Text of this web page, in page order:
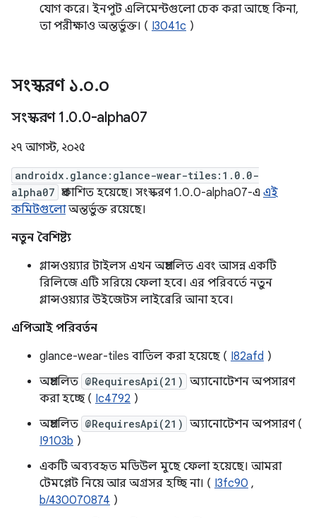
যোগ করে। ইনপুট এলিমেন্টগুলো চেক করা আছে কিনা,
তা পরীক্ষাও অন্তর্ভুক্ত। ( I3041c )
সংস্করণ ১.০.০
সংস্করণ 1.0.0-alpha07
২৭ আগস্ট, ২০২৫
androidx.glance:glance-wear-tiles:1.0.0-
alpha07 প্রকাশিত হয়েছে। সংস্করণ 1.0.0-alpha07-এ এই
কমিটগুলোঅন্তর্ভুক্ত রয়েছে।
নতুন বৈশিষ্ট্য
গ্লান্সওয়্যার টাইলস এখন অপ্রচলিত এবং আসন্ন একটি
রিলিজে এটি সরিয়ে ফেলা হবে। এর পরিবর্তে নতুন
গ্লান্সওয়্যার উইজেটস লাইব্রেরি আনা হবে।
এপিআই পরিবর্তন
glance-wear-tiles বাতিল করা হয়েছে ( I82afd )
অপ্রচলিত @RequiresApi(21) অ্যানোটেশন অপসারণ
করা হচ্ছে ( Ic4792 )
অপ্রচলিত @RequiresApi(21) অ্যানোটেশন অপসারণ (
I9103b )
একটি অব্যবহৃত মডিউল মুছে ফেলা হয়েছে। আমরা
টেমপ্লেট নিয়ে আর অগ্রসর হচ্ছি না। ( I3fc90 ,
b/430070874 )